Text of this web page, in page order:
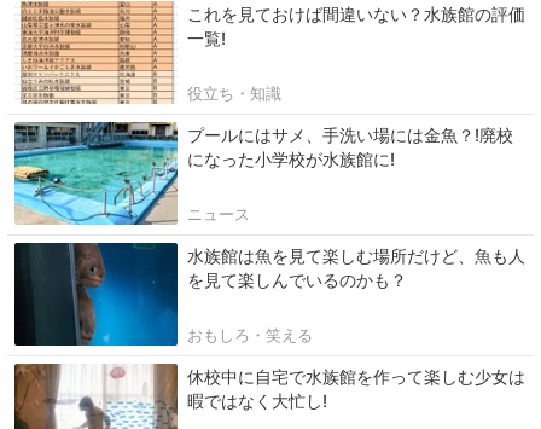
これを見ておけば間違いない？水族館の評価
一覧!
役立ち・知識
プールにはサメ、手洗い場には金魚？!廃校
になった小学校が水族館に!
ニュース
水族館は魚を見て楽しむ場所だけど、魚も人
を見て楽しんでいるのかも？
おもしろ・笑える
休校中に自宅で水族館を作って楽しむ少女は
暇ではなく大忙し!